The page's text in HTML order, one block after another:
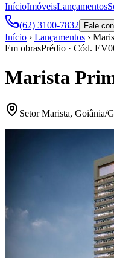
InícioImóveisLançamentos
(62) 3100-7832
Fale
Início › Lançamentos ›
Em obrasPrédio · Cód.
Marista
Setor Marista, Goiânia/